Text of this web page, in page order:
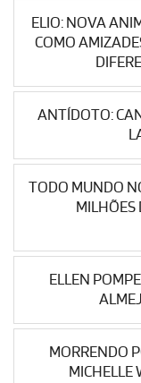
ELIO: NOVA
COMO
ANTÍDOTO:
TODO MUNDO
MILHÕES
ELLEN
MORRENDO
MICHELLE